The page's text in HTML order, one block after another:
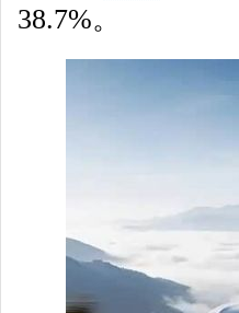
38.7%。